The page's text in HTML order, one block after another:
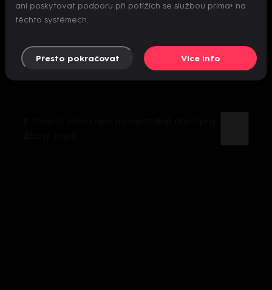
Nepodařilo se inicializovat přehrávač
ani poskytovat podporu při potížích se službou prima+ na
těchto systémech.
Přesto pokračovat Více info